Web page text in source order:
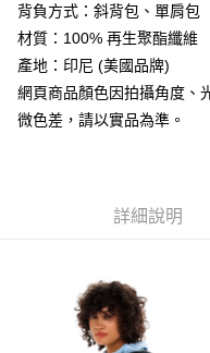
２．便利：只要手機號碼，簡訊
３．安心：先確認商品／服務後
【「AFTEE先享後付」結帳流程
１．於結帳方式選擇「AFTEE
２．訂單成立數日內，您將收到
購買商品的店家。未經商家同
後付繳納相關費用。
客戶支援中心」https://
【注意事項】
１．透過由恩沛科技股份有限
運送方式
全家取貨付款
每筆NT$60，滿NT$499(含
付款後門市自取
背負方式：斜背包、單肩包
材質：100% 再生聚酯纖維
產地：印尼 (美國品牌)
網頁商品顏色因拍攝角度、
微色差，請以實品為準。
詳細說明